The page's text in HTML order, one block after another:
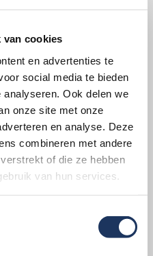
van cookies
en advertenties te
social media te bieden
Ook delen we
onze site met onze
en analyse. Deze
combineren met andere
of die ze hebben
van hun services.
2020660